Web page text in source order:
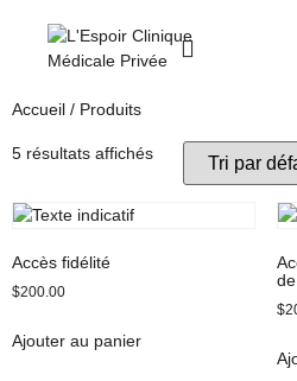
Accueil / Produits
5 résultats affichés
Accès fidélité
$200.00
Ajouter au panier
$